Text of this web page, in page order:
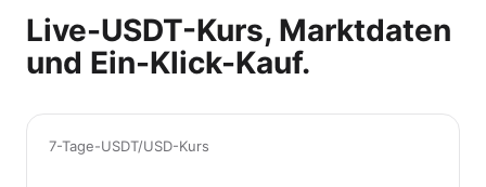
Live-USDT-Kurs, Marktdaten
und Ein-Klick-Kauf.
7-Tage-USDT/USD-Kurs